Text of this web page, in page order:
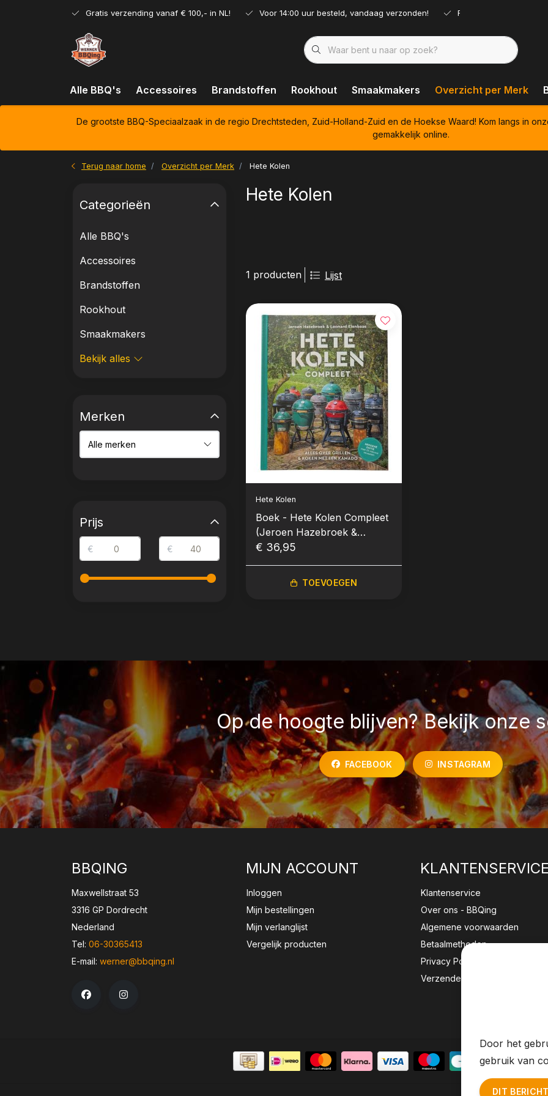
Gratis verzending vanaf € 100,- in NL! Voor 14:00 uur besteld, vandaag verzonden! Ruim assortiment!
Alle BBQ's Accessoires Brandstoffen Rookhout Smaakmakers Overzicht per Merk
De grootste BBQ-Speciaalzaak in de regio Drechtsteden, Zuid-Holland-Zuid en de Hoekse Waard! Kom langs in
gemakkelijk online.
Terug naar home Overzicht per Merk Hete Kolen
Hete Kolen
1 producten Lijst
Hete Kolen
Boek - Hete Kolen Compleet
(Jeroen Hazebroek &
Leonard Elenbaas)
€ 36,95
TOEVOEGEN
Categorieën
Alle BBQ's
Accessoires
Brandstoffen
Rookhout
Smaakmakers
Bekijk alles
Merken
Prijs
€ €
Op de hoogte blijven? Bekijk onze
FACEBOOK INSTAGRAM
BBQING
Maxwellstraat 53
3316 GP Dordrecht
Nederland
Tel: 06-30365413
E-mail: werner@bbqing.nl
MIJN ACCOUNT
Inloggen
Mijn bestellingen
Mijn verlanglijst
Vergelijk producten
KLANTENSERVICE
Klantenservice
Over ons - BBQing
Algemene voorwaarden
Betaalmethoden
Privacy Policy
Verzenden & retourneren
Door het
gebruik van
DIT